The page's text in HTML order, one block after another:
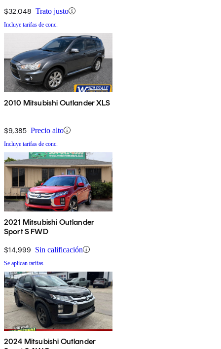
$32,048 Trato justo
Incluye tarifas de conc.
2010 Mitsubishi Outlander XLS
$9,385 Precio alto
Incluye tarifas de conc.
2021 Mitsubishi Outlander
Sport S FWD
$14,999 Sin calificación
Se aplican tarifas
2024 Mitsubishi Outlander